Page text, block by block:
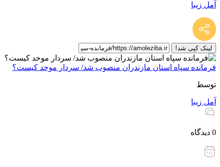
آمل زیبا
لینک کپی شد!
‌فرمانده‌ سپاه ‌استان مازندران منصوب شد/ سردار موحد کیست؟
توسط
آمل زیبا
0 دیدگاه